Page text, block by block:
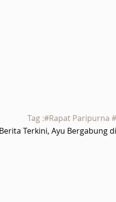
Tag :#Rapat Paripurna
Terkini, Ayu Bergabung di